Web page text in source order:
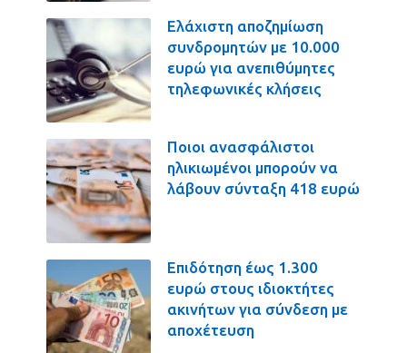
Ελάχιστη αποζημίωση
συνδρομητών με 10.000
ευρώ για ανεπιθύμητες
τηλεφωνικές κλήσεις
Ποιοι ανασφάλιστοι
ηλικιωμένοι μπορούν να
λάβουν σύνταξη 418 ευρώ
Επιδότηση έως 1.300
ευρώ στους ιδιοκτήτες
ακινήτων για σύνδεση με
αποχέτευση